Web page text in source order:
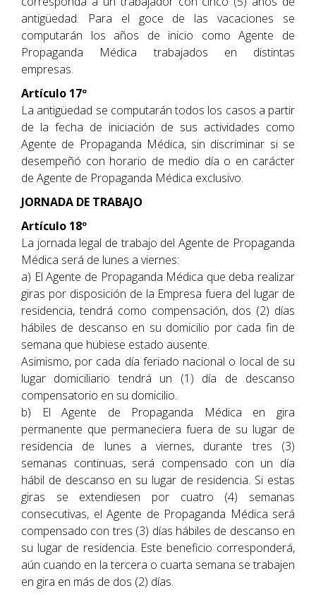
antigüedad. Para el goce de las vacaciones se
computarán los años de inicio como Agente de
Propaganda Médica trabajados en distintas
empresas.
Artículo 17º
La antigüedad se computarán todos los casos a partir
de la fecha de iniciación de sus actividades como
Agente de Propaganda Médica, sin discriminar si se
desempeñó con horario de medio día o en carácter
de Agente de Propaganda Médica exclusivo.
JORNADA DE TRABAJO
Artículo 18º
La jornada legal de trabajo del Agente de Propaganda
Médica será de lunes a viernes:
a) El Agente de Propaganda Médica que deba realizar
giras por disposición de la Empresa fuera del lugar de
residencia, tendrá como compensación, dos (2) días
hábiles de descanso en su domicilio por cada fin de
semana que hubiese estado ausente.
Asimismo, por cada día feriado nacional o local de su
lugar domiciliario tendrá un (1) día de descanso
compensatorio en su domicilio.
b) El Agente de Propaganda Médica en gira
permanente que permaneciera fuera de su lugar de
residencia de lunes a viernes, durante tres (3)
semanas continuas, será compensado con un día
hábil de descanso en su lugar de residencia. Si estas
giras se extendiesen por cuatro (4) semanas
consecutivas, el Agente de Propaganda Médica será
compensado con tres (3) días hábiles de descanso en
su lugar de residencia. Este beneficio corresponderá,
aún cuando en la tercera o cuarta semana se trabajen
en gira en más de dos (2) días.